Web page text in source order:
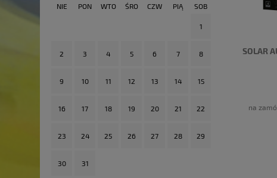
NIE PON WTO ŚRO CZW PIĄ SOB
1
2 3 4 5 6 7 8
9 10 11 12 13 14 15
16 17 18 19 20 21 22
23 24 25 26 27 28 29
30 31
SOLAR
na